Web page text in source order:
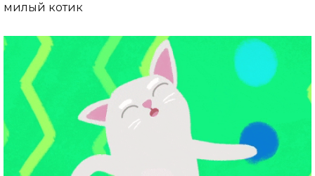
милый котик